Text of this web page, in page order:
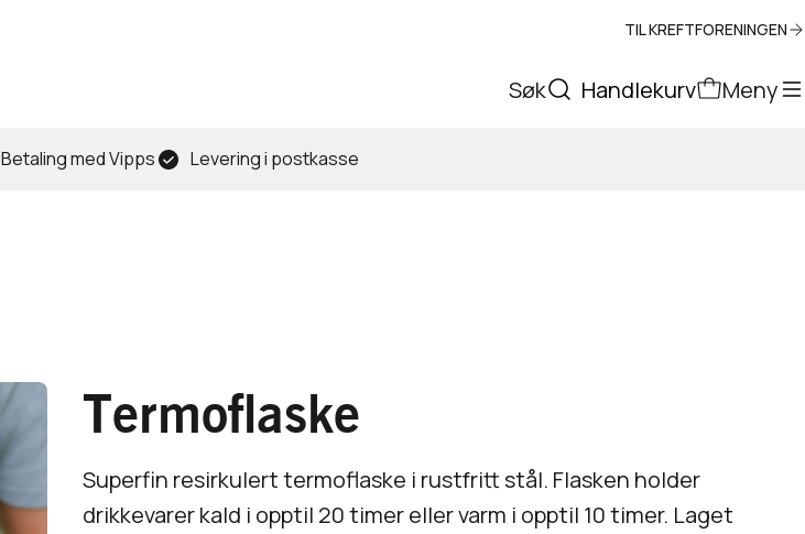
TIL KREFTFORENINGEN
Søk Handlekurv Meny
Betaling med Vipps Levering i postkasse
Termoflaske
Superfin resirkulert termoflaske i rustfritt stål. Flasken holder
drikkevarer kald i opptil 20 timer eller varm i opptil 10 timer. Laget